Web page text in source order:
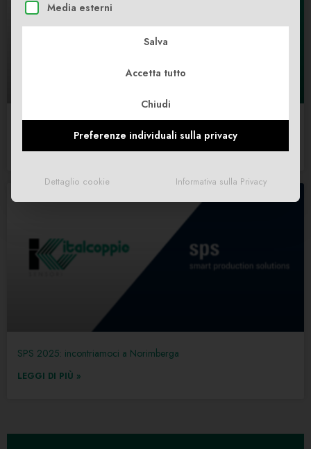
Il nostro primo rapporto di sostenibilità: il 2024 in cifre
SPS 2025: incontriamoci a Norimberga
LEGGI DI PIÙ »
Media esterni
Salva
Accetta tutto
Chiudi
Preferenze individuali sulla privacy
Dettaglio cookie Informativa sulla Privacy